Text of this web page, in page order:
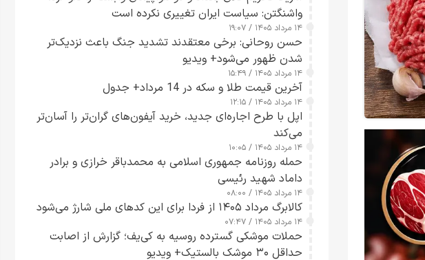
واشنگتن: سیاست ایران تغییری نکرده است
۱۴ مرداد ۱۴۰۵ / ۱۹:۰۷
حسن روحانی: برخی معتقدند تشدید جنگ باعث نزدیک‌تر
شدن ظهور می‌شود+ ویدیو
۱۴ مرداد ۱۴۰۵ / ۱۵:۴۹
آخرین قیمت طلا و سکه در 14 مرداد+ جدول
۱۴ مرداد ۱۴۰۵ / ۱۲:۱۵
اپل با طرح اجاره‌ای جدید، خرید آیفون‌های گران‌تر را آسان‌تر
می‌کند
۱۴ مرداد ۱۴۰۵ / ۱۰:۰۵
حمله روزنامه جمهوری اسلامی به محمدباقر خرازی و برادر
داماد شهید رئیسی
۱۴ مرداد ۱۴۰۵ / ۰۸:۰۰
کالابرگ مرداد ۱۴۰۵ از فردا برای این کدهای ملی شارژ می‌شود
۱۴ مرداد ۱۴۰۵ / ۰۷:۴۷
حملات موشکی گسترده روسیه به کی‌یف؛ گزارش از اصابت
حداقل ۳۰ موشک بالستیک+ ویدیو